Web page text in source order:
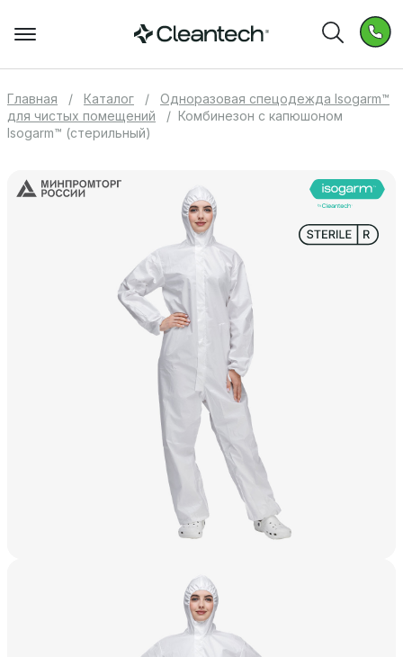
Главная Каталог
Одноразовая спецодежда Isogarm™
для чистых помещений
Комбинезон с капюшоном
Isogarm™ (стерильный)